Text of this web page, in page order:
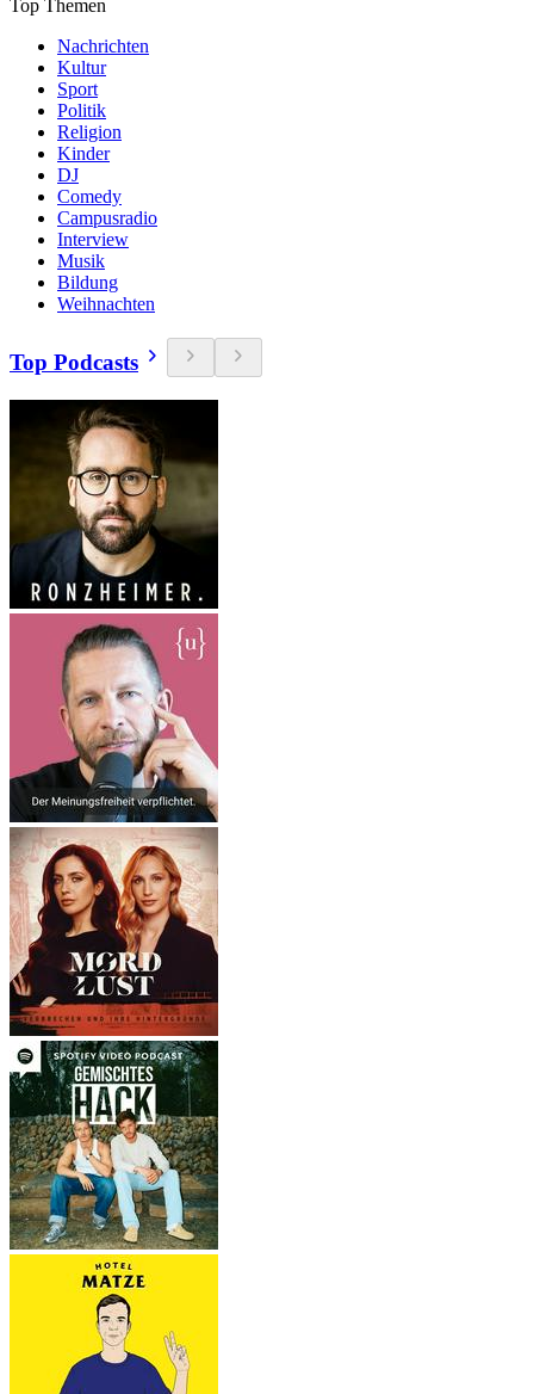
Top Themen
Nachrichten
Kultur
Sport
Politik
Religion
Kinder
DJ
Comedy
Campusradio
Interview
Musik
Bildung
Weihnachten
Top Podcasts